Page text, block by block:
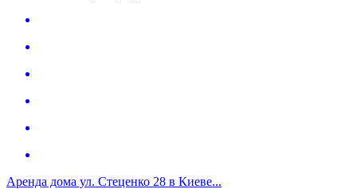
Аренда дома ул. Стеценко 28 в Киеве...